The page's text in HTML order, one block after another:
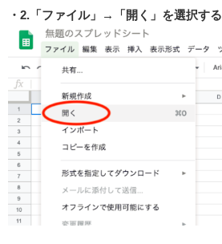
2.「ファイル」→「開く」を選択する